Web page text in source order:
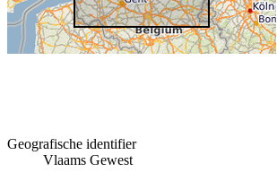
Geografische identifier
Vlaams Gewest